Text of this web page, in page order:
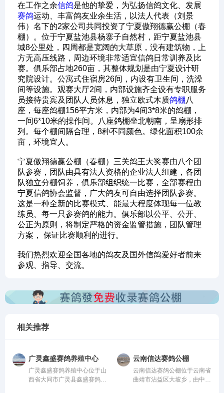
在工作之余信鸽是他的挚爱，为弘扬信鸽文化、发展
赛鸽运动、丰富鸽友业余生活，以法人代表（刘景
伟）名下的2家公司共同投资了宁夏傲翔德赢公棚（春
棚）。位于宁夏盐池县杨寨子自然村，距宁夏盐池县
城8公里处，四周都是宽阔的大草原，没有建筑物，上
方无高压线路，周边环境非常适宜信鸽日常训养及比
赛。俱乐部占地260亩，其整体规划是由宁夏设计研
究院设计。公寓式住宿房26间，内设有卫生间，洗澡
间等设施。观赛大厅2间，内部设施齐全设有专职服务
员接待贵宾及团队人员休息，独立欧式木质鸽棚 八
座，每座鸽棚156平方米，内部为4间3*8米的鸽棚，
一间6*10米的操作间。八座鸽棚坐北朝南，呈扇形排
列。每个棚间隔合理，8种不同颜色。绿化面积100余
亩，环境宜人。
宁夏傲翔德赢公棚（春棚）三关鸽王大奖赛由八个团
队参赛，团队由具有法人资格的企业法人组建，各团
队独立分棚饲养，俱乐部组织统一比赛，全部赛程由
宁夏信鸽协会监督，广大鸽友可自由选择团队参赛。
这是一种全新的比赛模式、能最大程度体现每一位教
练员、每一只参赛鸽的能力。俱乐部以公平、公开、
公正为原则，将制定严格的资金监管措施，团队管理
方案， 保证比赛顺利的进行。
我们热烈欢迎全国各地的鸽友及国外信鸽爱好者前来
参观、指导、交流。
相关推荐
广灵鑫盛赛鸽养殖中心
广灵鑫盛赛鸽养殖中心位于山
西省大同市广灵县鑫盛赛鸽养
云南信达赛鸽公棚
云南信达赛鸽公棚位于云南省
曲靖市沾益区大坡乡，由中国